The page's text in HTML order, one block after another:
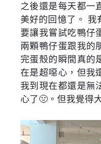
之後還是每天都一
美好的回憶了。 我
要讓我嘗試吃鴨仔
兩顆鴨仔蛋跟我的
完蛋殼的瞬間真的
在是超噁心，但我
我到現在都還是無
心了🤢。但我覺得